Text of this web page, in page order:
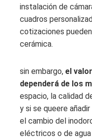
instalación de
cuadros
cotizaciones
cerámica.
sin embargo, el
dependerá de los
espacio, la calidad
y si se queere
el cambio del
eléctricos o de